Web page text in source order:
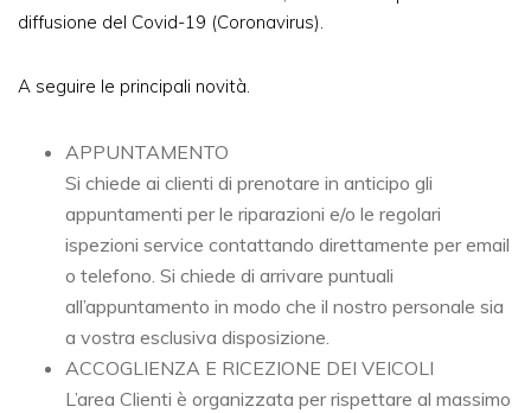
diffusione del Covid-19 (Coronavirus).
A seguire le principali novità.
APPUNTAMENTO
Si chiede ai clienti di prenotare in anticipo gli
appuntamenti per le riparazioni e/o le regolari
ispezioni service contattando direttamente per email
o telefono. Si chiede di arrivare puntuali
all’appuntamento in modo che il nostro personale sia
a vostra esclusiva disposizione.
ACCOGLIENZA E RICEZIONE DEI VEICOLI
L’area Clienti è organizzata per rispettare al massimo